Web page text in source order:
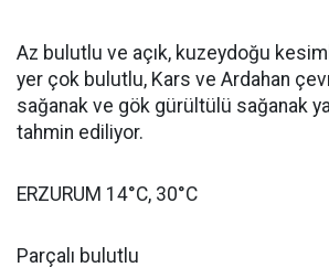
Az bulutlu ve açık, kuzeydoğu
yer çok bulutlu, Kars ve Ardahan
sağanak ve gök gürültülü sağanak
tahmin ediliyor.
ERZURUM 14°C, 30°C
Parçalı bulutlu